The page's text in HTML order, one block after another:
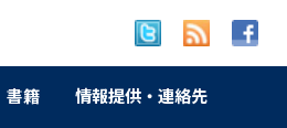
書籍 情報提供・連絡先